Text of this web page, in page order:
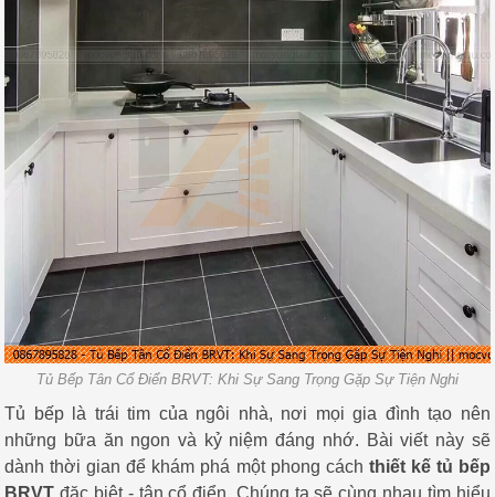
Tủ Bếp Tân Cổ Điển BRVT: Khi Sự Sang Trọng Gặp Sự Tiện Nghi
Tủ bếp là trái tim của ngôi nhà, nơi mọi gia đình tạo nên
những bữa ăn ngon và kỷ niệm đáng nhớ. Bài viết này sẽ
dành thời gian để khám phá một phong cách thiết kế tủ bếp